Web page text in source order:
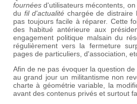
fournées d'utilisateurs mécontents,
du fil d'actualité chargée de distraire
pas toujours facile à réparer. Cette
des habitué antérieure aux
engagement politique malsain du
régulièrement vers la fermeture
pages de particuliers, d'association,
Afin de ne pas évoquer la question
au grand jour un militantisme non
charte à géométrie variable, la
avant des contenus privés et surtout